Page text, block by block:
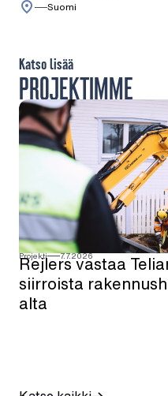
Suomi
PROJEKTIMME
Katso lisää
Projekti 7.7.2026
Rejlers vastaa
siirroista
alta